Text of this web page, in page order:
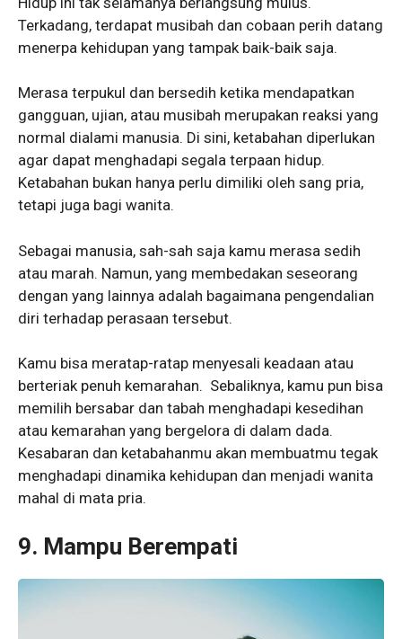
Terkadang, terdapat musibah dan cobaan perih datang
menerpa kehidupan yang tampak baik-baik saja.
Merasa terpukul dan bersedih ketika mendapatkan
gangguan, ujian, atau musibah merupakan reaksi yang
normal dialami manusia. Di sini, ketabahan diperlukan
agar dapat menghadapi segala terpaan hidup.
Ketabahan bukan hanya perlu dimiliki oleh sang pria,
tetapi juga bagi wanita.
Sebagai manusia, sah-sah saja kamu merasa sedih
atau marah. Namun, yang membedakan seseorang
dengan yang lainnya adalah bagaimana pengendalian
diri terhadap perasaan tersebut.
Kamu bisa meratap-ratap menyesali keadaan atau
berteriak penuh kemarahan. Sebaliknya, kamu pun bisa
memilih bersabar dan tabah menghadapi kesedihan
atau kemarahan yang bergelora di dalam dada.
Kesabaran dan ketabahanmu akan membuatmu tegak
menghadapi dinamika kehidupan dan menjadi wanita
mahal di mata pria.
9. Mampu Berempati